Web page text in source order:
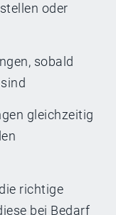
oder
sobald
gleichzeitig
richtige
bei Bedarf